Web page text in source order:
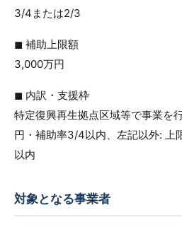
3/4または2/3
◼︎ 補助上限額
3,000万円
◼︎ 内訳・支援枠
特定復興再生拠点区域等で事業を
円・補助率3/4以内、左記以外: 上
以内
対象となる事業者